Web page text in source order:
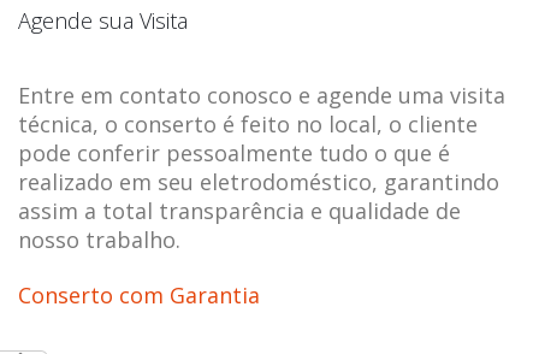
Agende sua Visita
Entre em contato conosco e agende uma visita
técnica, o conserto é feito no local, o cliente
pode conferir pessoalmente tudo o que é
realizado em seu eletrodoméstico, garantindo
assim a total transparência e qualidade de
nosso trabalho.
Conserto com Garantia